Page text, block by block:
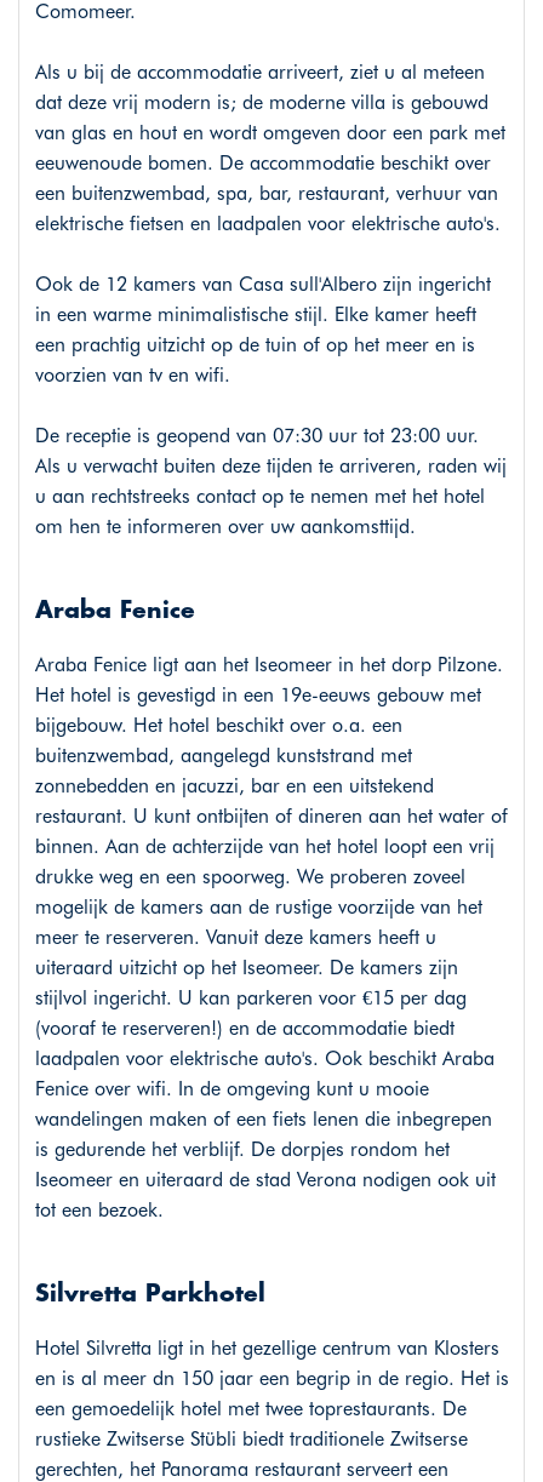
Comomeer.
Als u bij de accommodatie arriveert, ziet u al meteen
dat deze vrij modern is; de moderne villa is gebouwd
van glas en hout en wordt omgeven door een park met
eeuwenoude bomen. De accommodatie beschikt over
een buitenzwembad, spa, bar, restaurant, verhuur van
elektrische fietsen en laadpalen voor elektrische auto's.
Ook de 12 kamers van Casa sull'Albero zijn ingericht
in een warme minimalistische stijl. Elke kamer heeft
een prachtig uitzicht op de tuin of op het meer en is
voorzien van tv en wifi.
De receptie is geopend van 07:30 uur tot 23:00 uur.
Als u verwacht buiten deze tijden te arriveren, raden wij
u aan rechtstreeks contact op te nemen met het hotel
om hen te informeren over uw aankomsttijd.
Araba Fenice
Araba Fenice ligt aan het Iseomeer in het dorp Pilzone.
Het hotel is gevestigd in een 19e-eeuws gebouw met
bijgebouw. Het hotel beschikt over o.a. een
buitenzwembad, aangelegd kunststrand met
zonnebedden en jacuzzi, bar en een uitstekend
restaurant. U kunt ontbijten of dineren aan het water of
binnen. Aan de achterzijde van het hotel loopt een vrij
drukke weg en een spoorweg. We proberen zoveel
mogelijk de kamers aan de rustige voorzijde van het
meer te reserveren. Vanuit deze kamers heeft u
uiteraard uitzicht op het Iseomeer. De kamers zijn
stijlvol ingericht. U kan parkeren voor €15 per dag
(vooraf te reserveren!) en de accommodatie biedt
laadpalen voor elektrische auto's. Ook beschikt Araba
Fenice over wifi. In de omgeving kunt u mooie
wandelingen maken of een fiets lenen die inbegrepen
is gedurende het verblijf. De dorpjes rondom het
Iseomeer en uiteraard de stad Verona nodigen ook uit
tot een bezoek.
Silvretta Parkhotel
Hotel Silvretta ligt in het gezellige centrum van Klosters
en is al meer dn 150 jaar een begrip in de regio. Het is
een gemoedelijk hotel met twee toprestaurants. De
rustieke Zwitserse Stübli biedt traditionele Zwitserse
gerechten, het Panorama restaurant serveert een